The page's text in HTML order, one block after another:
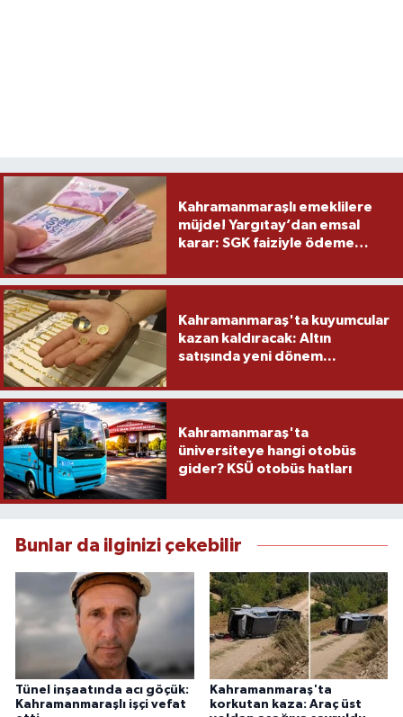
Kahramanmaraşlı emeklilere
müjde! Yargıtay’dan emsal
karar: SGK faiziyle ödeme
Kahramanmaraş'ta kuyumcular
kazan kaldıracak: Altın
satışında yeni dönem...
Kahramanmaraş'ta
üniversiteye hangi otobüs
gider? KSÜ otobüs hatları
Bunlar da ilginizi çekebilir
Tünel inşaatında acı göçük:
Kahramanmaraşlı işçi vefat
Kahramanmaraş'ta
korkutan kaza: Araç üst